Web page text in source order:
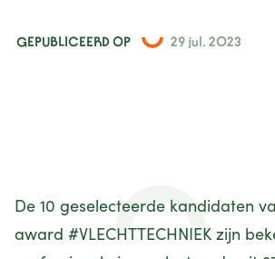
GEPUBLICEERD OP 29 jul. 2023
De 10 geselecteerde kandidaten
award #VLECHTTECHNIEK zijn